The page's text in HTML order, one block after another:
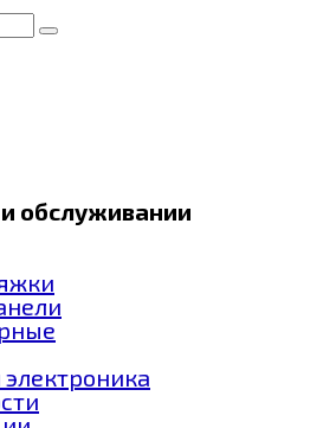
обслуживании